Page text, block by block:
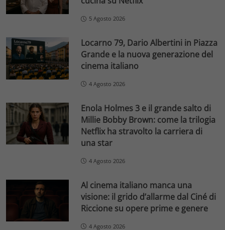
5 Agosto 2026
Locarno 79, Dario Albertini in Piazza
Grande e la nuova generazione del
cinema italiano
4 Agosto 2026
Enola Holmes 3 e il grande salto di
Millie Bobby Brown: come la trilogia
Netflix ha stravolto la carriera di
una star
4 Agosto 2026
Al cinema italiano manca una
visione: il grido d’allarme dal Ciné di
Riccione su opere prime e genere
4 Agosto 2026